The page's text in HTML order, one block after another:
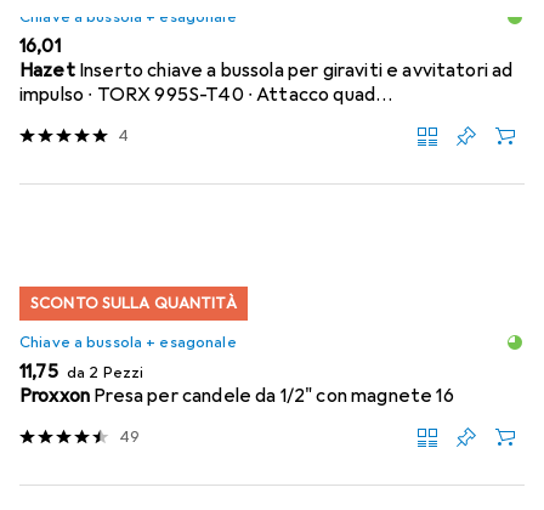
Chiave a bussola + esagonale
EUR
16,01
Hazet Inserto chiave a bussola per giraviti e avvitatori ad
impulso ∙ TORX 995S-T40 ∙ Attacco quad…
4
SCONTO SULLA QUANTITÀ
Chiave a bussola + esagonale
EUR
11,75 da 2 Pezzi
Proxxon Presa per candele da 1/2" con magnete 16
49